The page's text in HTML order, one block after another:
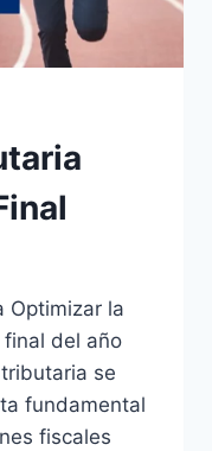
Optimizar la
final del año
se
fundamental
fiscales